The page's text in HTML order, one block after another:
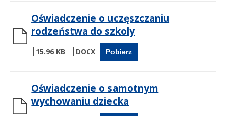
Oświadczenie o uczęszczaniu
rodzeństwa do szkoly
15.96 KB Pobierz
Oświadczenie o samotnym
wychowaniu dziecka